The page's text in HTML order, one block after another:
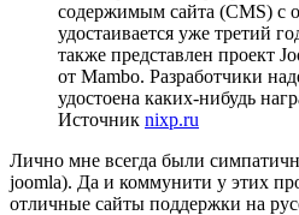
содержимым сайта (CMS) с
удостаивается уже третий
также представлен проект
от Mambo. Разработчики
удостоена каких-нибудь
Источник nixp.ru
Лично мне всегда были
joomla). Да и коммунити у этих
отличные сайты поддержки на